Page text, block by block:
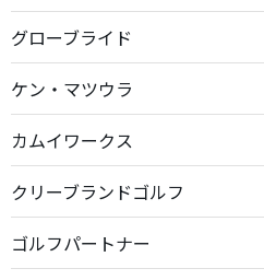
グローブライド
ケン・マツウラ
カムイワークス
クリーブランドゴルフ
ゴルフパートナー